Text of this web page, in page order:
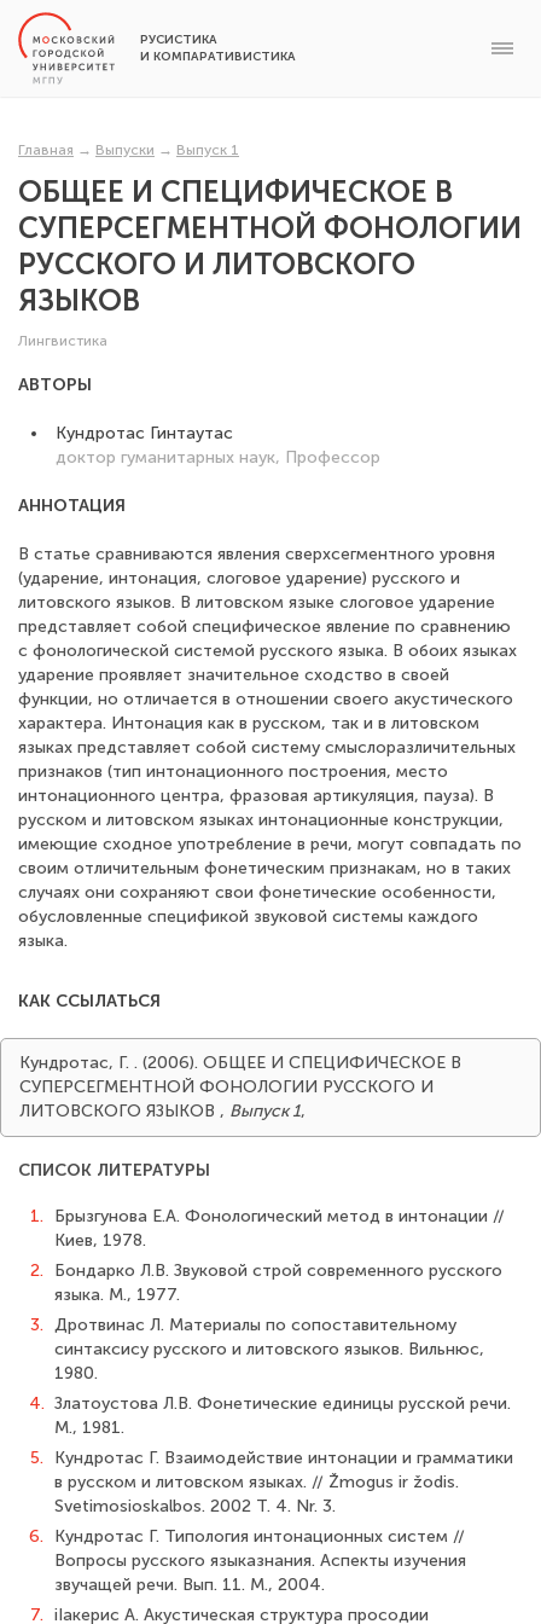
РУСИСТИКА
И КОМПАРАТИВИСТИКА
Главная → Выпуски → Выпуск 1
ОБЩЕЕ И СПЕЦИФИЧЕСКОЕ В
СУПЕРСЕГМЕНТНОЙ ФОНОЛОГИИ
РУССКОГО И ЛИТОВСКОГО
ЯЗЫКОВ
Лингвистика
АВТОРЫ
Кундротас Гинтаутас
доктор гуманитарных наук, Профессор
АННОТАЦИЯ
В статье сравниваются явления сверхсегментного уровня
(ударение, интонация, слоговое ударение) русского и
литовского языков. В литовском языке слоговое ударение
представляет собой специфическое явление по сравнению
с фонологической системой русского языка. В обоих языках
ударение проявляет значительное сходство в своей
функции, но отличается в отношении своего акустического
характера. Интонация как в русском, так и в литовском
языках представляет собой систему смыслоразличительных
признаков (тип интонационного построения, место
интонационного центра, фразовая артикуляция, пауза). В
русском и литовском языках интонационные конструкции,
имеющие сходное употребление в речи, могут совпадать по
своим отличительным фонетическим признакам, но в таких
случаях они сохраняют свои фонетические особенности,
обусловленные спецификой звуковой системы каждого
языка.
КАК ССЫЛАТЬСЯ
Кундротас, Г. . (2006). ОБЩЕЕ И СПЕЦИФИЧЕСКОЕ В
СУПЕРСЕГМЕНТНОЙ ФОНОЛОГИИ РУССКОГО И
ЛИТОВСКОГО ЯЗЫКОВ , Выпуск 1,
СПИСОК ЛИТЕРАТУРЫ
1.
Брызгунова Е.А. Фонологический метод в интонации //
Киев, 1978.
2.
Бондарко Л.В. Звуковой строй современного русского
языка. М., 1977.
3. Дротвинас Л. Материалы по сопоставительному
синтаксису русского и литовского языков. Вильнюс,
1980.
4. Златоустова Л.В. Фонетические единицы русской речи.
М., 1981.
5.
Кундротас Г. Взаимодействие интонации и грамматики
в русском и литовском языках. // Žmogus ir žodis.
Svetimosioskalbos. 2002 T. 4. Nr. 3.
6.
Кундротас Г. Типология интонационных систем //
Вопросы русского языказнания. Аспекты изучения
звучащей речи. Вып. 11. М., 2004.
7. іІакерис А. Акустическая структура просодии